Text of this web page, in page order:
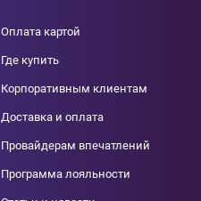
Оплата картой
Где купить
Корпоративным клиентам
Доставка и оплата
Провайдерам впечатлений
Программа лояльности